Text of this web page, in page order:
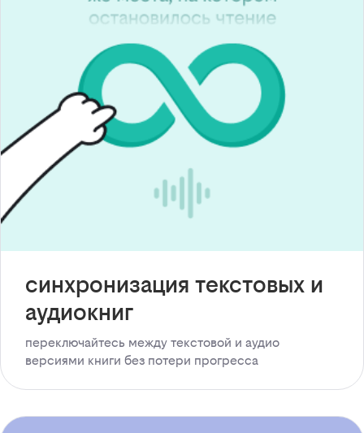
синхронизация текстовых и
аудиокниг
переключайтесь между текстовой и аудио
версиями книги без потери прогресса